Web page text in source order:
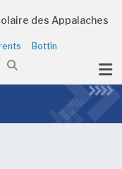
des Appalaches
Bottin